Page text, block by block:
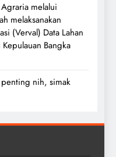
melalui
melaksanakan
(Verval) Data Lahan
Bangka
nih, simak